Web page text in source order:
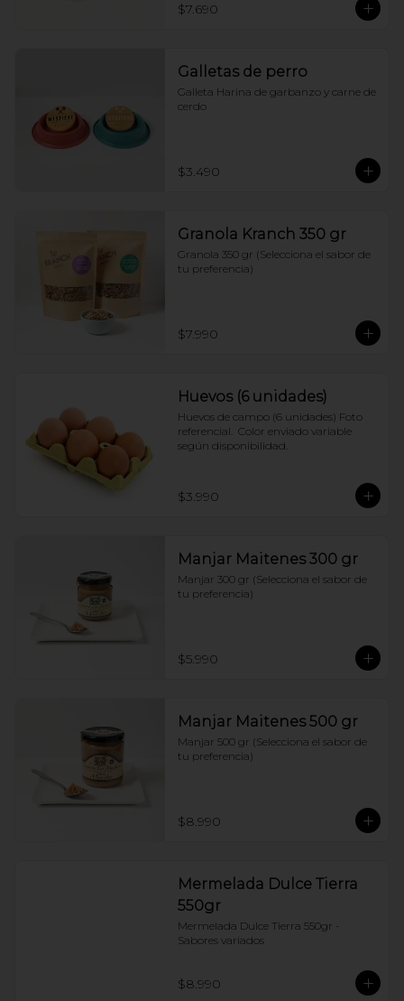
$7.690
Galletas de perro
Galleta Harina de garbanzo y carne de
cerdo
$3.490
Granola Kranch 350 gr
Granola 350 gr (Selecciona el sabor de
tu preferencia)
$7.990
Huevos (6 unidades)
Huevos de campo (6 unidades) Foto
referencial.  Color enviado variable
según disponibilidad.
$3.990
Manjar Maitenes 300 gr
Manjar 300 gr (Selecciona el sabor de
tu preferencia)
$5.990
Manjar Maitenes 500 gr
Manjar 500 gr (Selecciona el sabor de
tu preferencia)
$8.990
Mermelada Dulce Tierra
550gr
Mermelada Dulce Tierra 550gr -
Sabores variados
$8.990